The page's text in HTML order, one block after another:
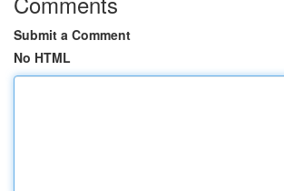
Submit a Comment
No HTML